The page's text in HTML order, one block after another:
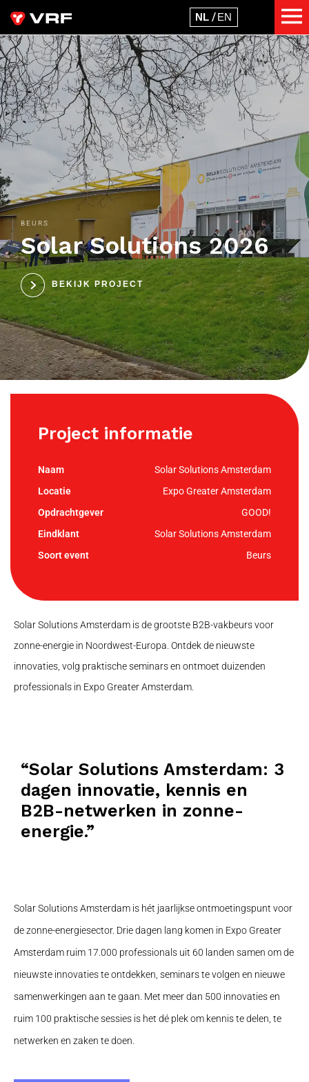
BEURS
Solar Solutions 2026
BEKIJK PROJECT
Project informatie
Solar Solutions Amsterdam
Expo Greater Amsterdam
GOOD!
Solar Solutions Amsterdam
Beurs
Solar Solutions Amsterdam is de grootste B2B-vakbeurs voor
zonne-energie in Noordwest-Europa. Ontdek de nieuwste
innovaties, volg praktische seminars en ontmoet duizenden
professionals in Expo Greater Amsterdam.
“Solar Solutions Amsterdam: 3
dagen innovatie, kennis en
B2B-netwerken in zonne-
energie.”
Solar Solutions Amsterdam is hét jaarlijkse ontmoetingspunt voor
de zonne-energiesector. Drie dagen lang komen in Expo Greater
Amsterdam ruim 17.000 professionals uit 60 landen samen om de
nieuwste innovaties te ontdekken, seminars te volgen en nieuwe
samenwerkingen aan te gaan. Met meer dan 500 innovaties en
ruim 100 praktische sessies is het dé plek om kennis te delen, te
netwerken en zaken te doen.